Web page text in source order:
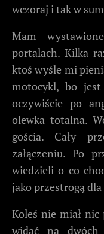
wczoraj i tak w
Mam
portalach. Kilka
ktoś wyśle mi
motocykl, bo jest
oczywiście po
olewka totalna.
gościa. Cały
załączeniu. Po
wiedzieli o co
jako przestrogą
Koleś nie miał nic
widać na dwóch